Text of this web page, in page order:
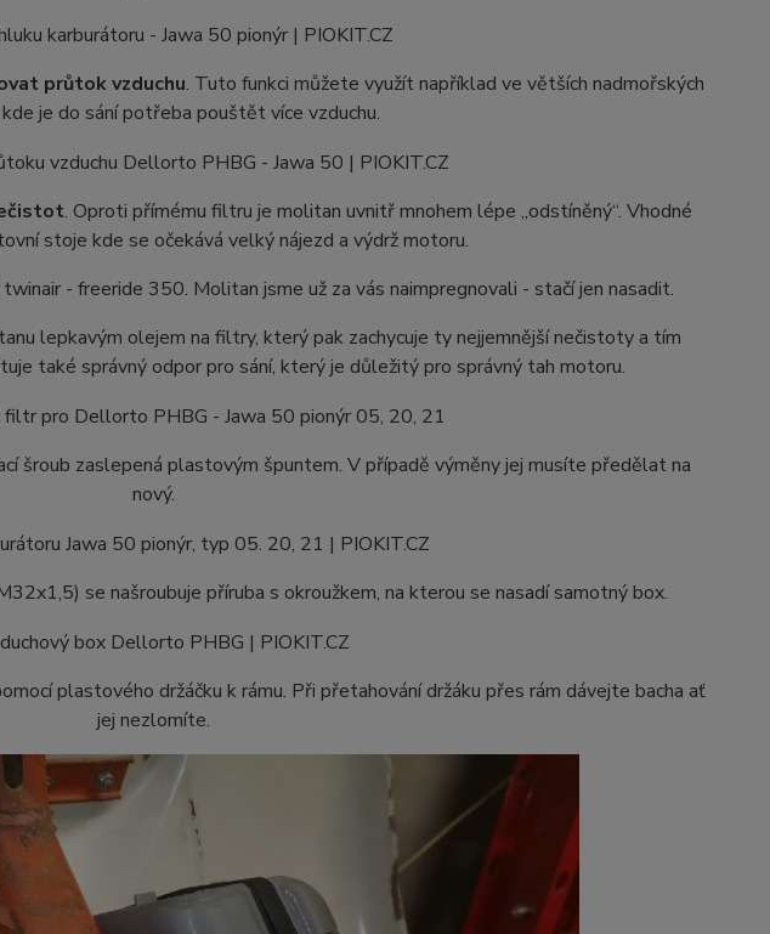
průtok vzduchu. Tuto funkci můžete využít například ve větších nadmořských
kde je do sání potřeba pouštět více vzduchu.
. Oproti přímému filtru je molitan uvnitř mnohem lépe „odstíněný“. Vhodné
stoje kde se očekává velký nájezd a výdrž motoru.
- freeride 350. Molitan jsme už za vás naimpregnovali - stačí jen nasadit.
lepkavým olejem na filtry, který pak zachycuje ty nejjemnější nečistoty a tím
také správný odpor pro sání, který je důležitý pro správný tah motoru.
šroub zaslepená plastovým špuntem. V případě výměny jej musíte předělat na
nový.
se našroubuje příruba s okroužkem, na kterou se nasadí samotný box.
plastového držáčku k rámu. Při přetahování držáku přes rám dávejte bacha ať
jej nezlomíte.